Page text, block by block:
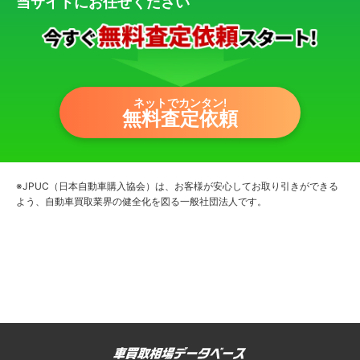
ネットでカンタン!
無料査定依頼
※JPUC（日本自動車購入協会）は、お客様が安心してお取り引きができる
よう、自動車買取業界の健全化を図る一般社団法人です。